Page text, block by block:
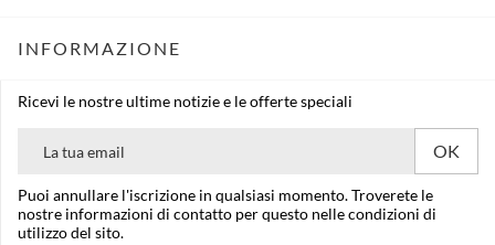
INFORMAZIONE
Ricevi le nostre ultime notizie e le offerte speciali
Puoi annullare l'iscrizione in qualsiasi momento. Troverete le
nostre informazioni di contatto per questo nelle condizioni di
utilizzo del sito.